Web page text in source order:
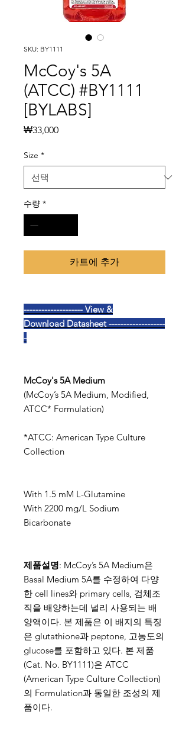
SKU: BY1111
McCoy's 5A
(ATCC) #BY1111
[BYLABS]
₩33,000가
Size *
수량 *
카트에 추가
-------------------- View &
Download Datasheet -------------------
-
McCoy's 5A Medium
(McCoy’s 5A Medium, Modified,
ATCC* Formulation)
*ATCC: American Type Culture
Collection
With 1.5 mM L-Glutamine
With 2200 mg/L Sodium
Bicarbonate
제품설명: McCoy’s 5A Medium은
Basal Medium 5A를 수정하여 다양
한 cell lines와 primary cells, 검체조
직을 배양하는데 널리 사용되는 배
양액이다. 본 제품은 이 배지의 특징
은 glutathione과 peptone, 고농도의
glucose를 포함하고 있다. 본 제품
(Cat. No. BY1111)은 ATCC
(American Type Culture Collection)
의 Formulation과 동일한 조성의 제
품이다.